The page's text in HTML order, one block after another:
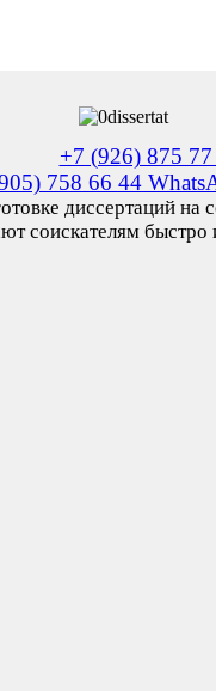
+7 (926) 875
758 66 44
диссертаций
соискателям